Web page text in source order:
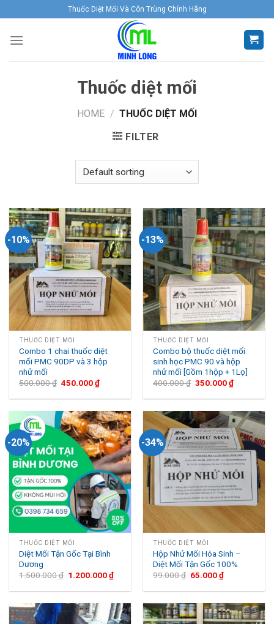
to
content
Thuốc Diệt Mối Và Côn Trùng Chính Hãng
Thuốc diệt mối
HOME / THUỐC DIỆT MỐI
FILTER
-10%
THUỐC DIỆT MỐI
Combo 1 chai thuốc diệt
mối PMC 90DP và 3 hộp
nhử mối
500.000₫ 450.000₫
-13%
THUỐC DIỆT MỐI
Combo bộ thuốc diệt mối
sinh học PMC 90 và hộp
nhử mối [Gồm 1hộp + 1Lọ]
400.000₫ 350.000₫
-20%
THUỐC DIỆT MỐI
Diệt Mối Tận Gốc Tại Bình
Dương
1.500.000₫ 1.200.000₫
-34%
THUỐC DIỆT MỐI
Hộp Nhử Mối Hóa Sinh –
Diệt Mối Tận Gốc 100%
99.000₫ 65.000₫